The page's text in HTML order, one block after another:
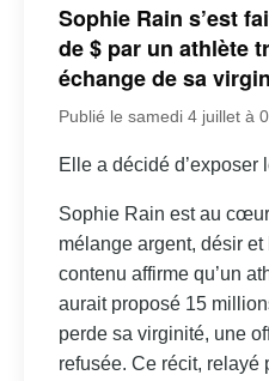
Sophie Rain s’est
de $ par un athlète
échange de sa
Publié le samedi 4 juillet à
Elle a décidé
Sophie Rain est au
mélange argent, désir
contenu affirme qu’un
aurait proposé 15
perde sa virginité, une
refusée. Ce récit, relayé